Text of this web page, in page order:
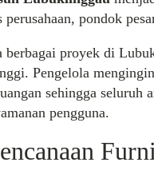
perusahaan, pondok
berbagai proyek di
Pengelola
sehingga seluruh
pengguna.